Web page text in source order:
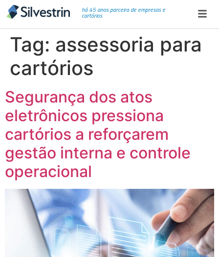
há 45 anos parceira de empresas e
cartórios
Tag: assessoria para
cartórios
Segurança dos atos
eletrônicos pressiona
cartórios a reforçarem
gestão interna e controle
operacional